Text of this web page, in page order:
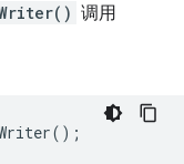
调用
();